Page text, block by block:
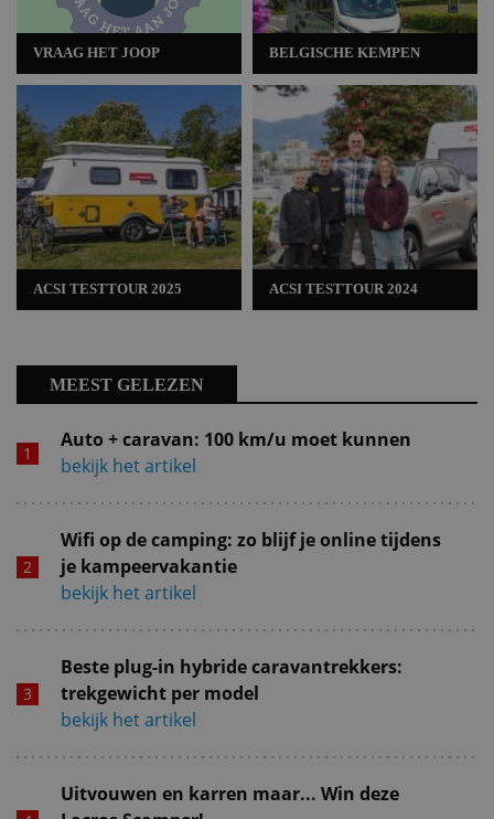
VRAAG HET JOOP
ACSI TESTTOUR 2025
BELGISCHE KEMPEN
ACSI TESTTOUR 2024
MEEST GELEZEN
Auto + caravan: 100 km/u moet kunnen
bekijk het artikel
Wifi op de camping: zo blijf je online tijdens
je kampeervakantie
bekijk het artikel
Beste plug-in hybride caravantrekkers:
trekgewicht per model
bekijk het artikel
Uitvouwen en karren maar... Win deze